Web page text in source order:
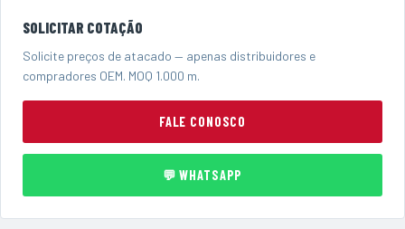
SOLICITAR COTAÇÃO
Solicite preços de atacado — apenas distribuidores e
compradores OEM. MOQ 1.000 m.
FALE CONOSCO
💬 WHATSAPP